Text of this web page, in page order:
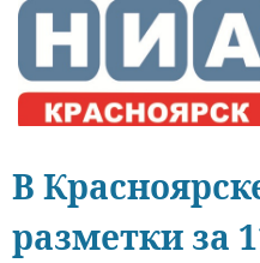
В
разметки за